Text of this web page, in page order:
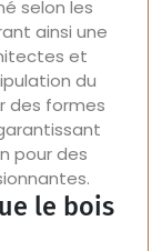
selon les
ainsi une
et
du
des formes
pour des
le bois